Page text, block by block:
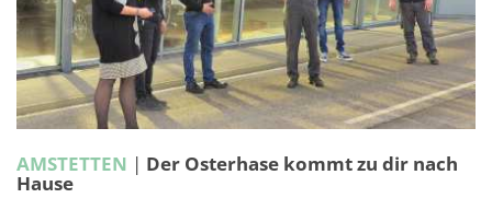
AMSTETTEN | Der Osterhase kommt zu dir nach
Hause